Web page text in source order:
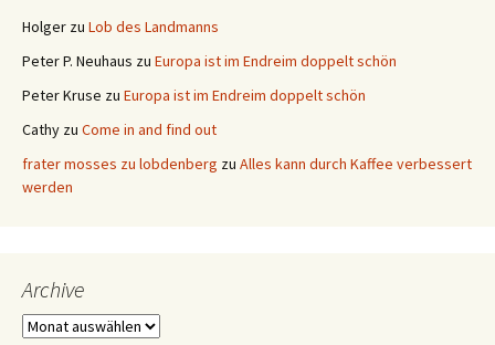
Holger zu Lob des Landmanns
Peter P. Neuhaus zu Europa ist im Endreim doppelt schön
Peter Kruse zu Europa ist im Endreim doppelt schön
Cathy zu Come in and find out
frater mosses zu lobdenberg zu Alles kann durch Kaffee verbessert
werden
Archive
Archive